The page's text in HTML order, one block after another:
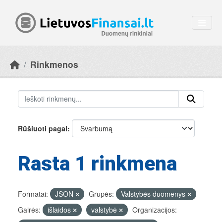
Rinkmenos
Rūšiuoti pagal
Rasta 1 rinkmena
Formatai: JSON Grupės:
Valstybės duomenys
Gairės:
išlaidos valstybė
Organizacijos: